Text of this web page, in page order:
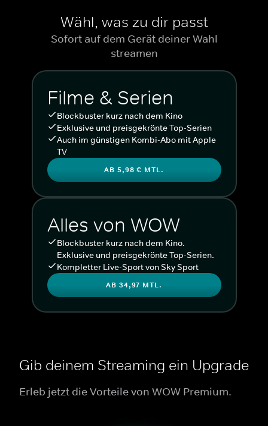
Wähl, was zu dir passt
Sofort auf dem Gerät deiner Wahl
streamen
Filme & Serien
Blockbuster kurz nach dem Kino
Exklusive und preisgekrönte Top-Serien
Auch im günstigen Kombi-Abo mit Apple
TV
AB 5,98 € MTL.
Alles von WOW
Blockbuster kurz nach dem Kino.
Exklusive und preisgekrönte Top-Serien.
Kompletter Live-Sport von Sky Sport
AB 34,97 MTL.
Gib deinem Streaming ein Upgrade
Erleb jetzt die Vorteile von WOW Premium.